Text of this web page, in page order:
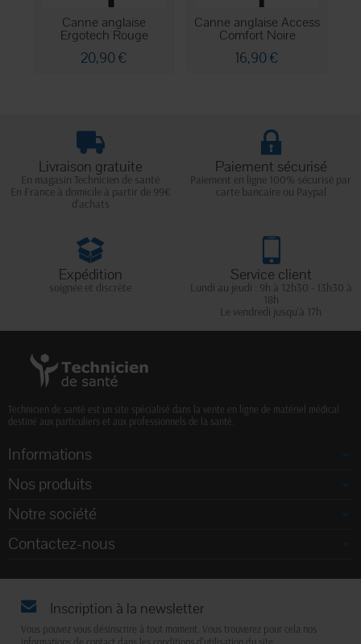
Canne anglaise
Ergotech Rouge
20,90 €
Canne anglaise Access
Comfort Noire
16,90 €
Livraison gratuite
En magasin Technicien de santé
En France à domicile à partir de 99€
d'achats
Paiement sécurisé
Paiement en ligne 100% sécurisé par
carte bancaire ou Paypal
Expédition
soignée et discrète
Service client
Lundi au jeudi : 9h à 12h30 - 13h30 à
18h
Le vendredi jusqu'à 17h
Technicien de santé est un site spécialisé dans la vente en ligne de matériel médical
destiné aux particuliers et aux professionnels de la santé.
Informations
Nos produits
Notre société
Contactez-nous
Inscription à la newsletter
Vous pouvez vous désinscrire à tout moment. Vous trouverez pour cela nos
informations de contact dans les conditions d'utilisation du site.